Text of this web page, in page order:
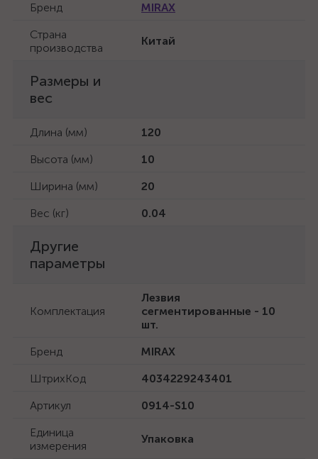
Бренд
MIRAX
Страна
производства
Китай
Размеры и
вес
Длина (мм)
120
Высота (мм)
10
Ширина (мм)
20
Вес (кг)
0.04
Другие
параметры
Комплектация
Лезвия
сегментированные - 10
шт.
Бренд
MIRAX
ШтрихКод
4034229243401
Артикул
0914-S10
Единица
измерения
Упаковка